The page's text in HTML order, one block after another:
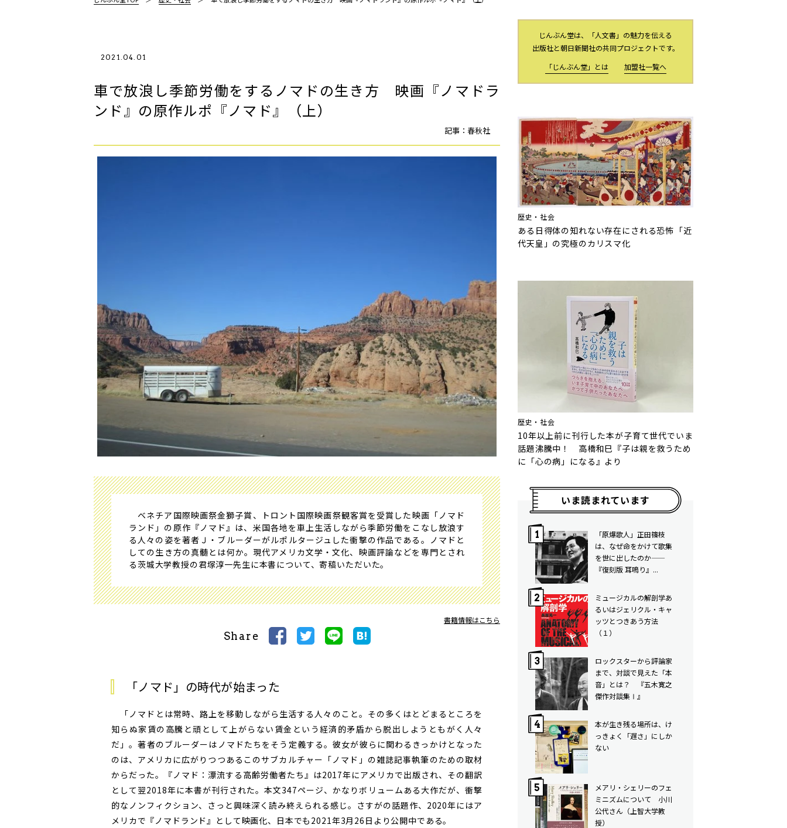
2021.04.01
車で放浪し季節労働をするノマドの生き方 映画『ノマドラ
ンド』の原作ルポ『ノマド』（上）
記事：春秋社
ベネチア国際映画祭金獅子賞、トロント国際映画祭観客賞を受賞した映画「ノマド
ランド」の原作『ノマド』は、米国各地を車上生活しながら季節労働をこなし放浪す
る人々の姿を著者Ｊ・ブルーダーがルポルタージュした衝撃の作品である。ノマドと
しての生き方の真髄とは何か。現代アメリカ文学・文化、映画評論などを専門とされ
る茨城大学教授の君塚淳一先生に本書について、寄稿いただいた。
書籍情報はこちら
Share
「ノマド」の時代が始まった
「ノマドとは常時、路上を移動しながら生活する人々のこと。その多くはとどまるところを
知らぬ家賃の高騰と頑として上がらない賃金という経済的矛盾から脱出しようともがく人々
だ」。著者のブルーダーはノマドたちをそう定義する。彼女が彼らに関わるきっかけとなった
のは、アメリカに広がりつつあるこのサブカルチャー「ノマド」の雑誌記事執筆のための取材
からだった。『ノマド：漂流する高齢労働者たち』は2017年にアメリカで出版され、その翻訳
として翌2018年に本書が刊行された。本文347ページ、かなりボリュームある大作だが、衝撃
的なノンフィクション、さっと興味深く読み終えられる感じ。さすがの話題作、2020年にはア
メリカで『ノマドランド』として映画化、日本でも2021年3月26日より公開中である。
じんぶん堂は、「人文書」の魅力を伝える
出版社と朝日新聞社の共同プロジェクトです。
「じんぶん堂」とは
加盟社一覧へ
歴史・社会
ある日得体の知れない存在にされる恐怖――「近
代天皇」の究極のカリスマ化
歴史・社会
10年以上前に刊行した本が子育て世代でいま
話題沸騰中！ 高橋和巳『子は親を救うため
に「心の病」になる』より
いま読まれています
「原爆歌人」正田篠枝
は、なぜ命をかけて歌集
を世に出したのか——
『復刻版 耳鳴り』...
ミュージカルの解剖学――あ
るいはジェリクル・キャ
ッツとつきあう方法
（１）
ロックスターから評論家
まで、対談で見えた「本
音」とは？ 『五木寛之
傑作対談集Ⅰ』
本が生き残る場所は、け
っきょく「遅さ」にしか
ない
メアリ・シェリーのフェ
ミニズムについて 小川
公代さん（上智大学教
授）